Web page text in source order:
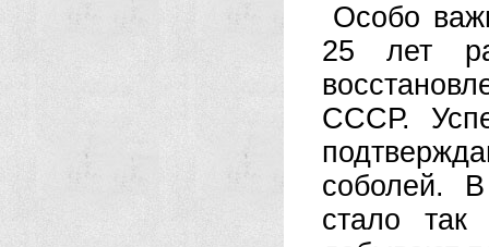
Особо
25 лет
СССР.
соболей. В
стало